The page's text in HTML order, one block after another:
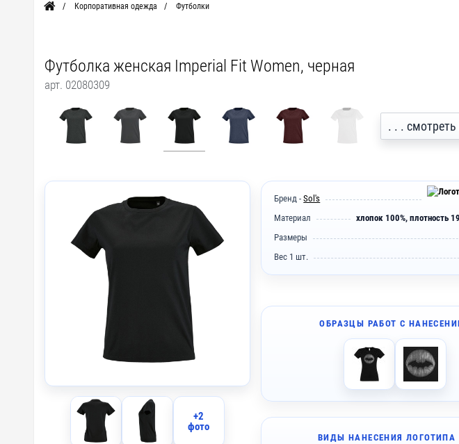
Главная Корпоративная одежда Футболки
Футболка женская Imperial Fit Women, черная
арт. 02080309
. . .
+2
фото
Бренд -Sol's
Материал
хлопок 100%, плотность
Размеры
Вес 1 шт.
ВИДЫ НАНЕСЕНИЯ ЛОГОТИПА
ОБРАЗЦЫ РАБОТ С